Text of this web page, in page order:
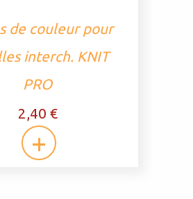
de couleur pour
interch. KNIT
PRO
2,40 €